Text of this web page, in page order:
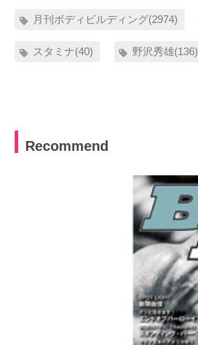
月刊ボディビルディング(2974)
スタミナ(40) 野沢秀雄(136)
Recommend